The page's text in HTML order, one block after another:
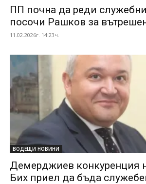
ПП почна да реди
посочи Рашков за
11.02.2026г. 14:23ч.
ВОДЕЩИ НОВИНИ
Демерджиев конкуренция
Бих приел да бъда